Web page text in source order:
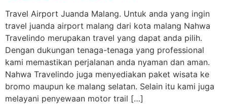
Travel Airport Juanda Malang. Untuk anda yang ingin
travel juanda airport malang dari kota malang Nahwa
Travelindo merupakan travel yang dapat anda pilih.
Dengan dukungan tenaga-tenaga yang professional
kami memastikan perjalanan anda nyaman dan aman.
Nahwa Travelindo juga menyediakan paket wisata ke
bromo maupun ke malang selatan. Selain itu kami juga
melayani penyewaan motor trail […]